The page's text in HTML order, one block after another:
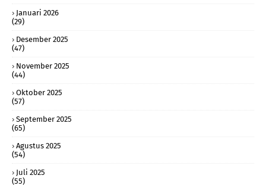
Januari 2026
(29)
Desember 2025
(47)
November 2025
(44)
Oktober 2025
(57)
September 2025
(65)
Agustus 2025
(54)
Juli 2025
(55)